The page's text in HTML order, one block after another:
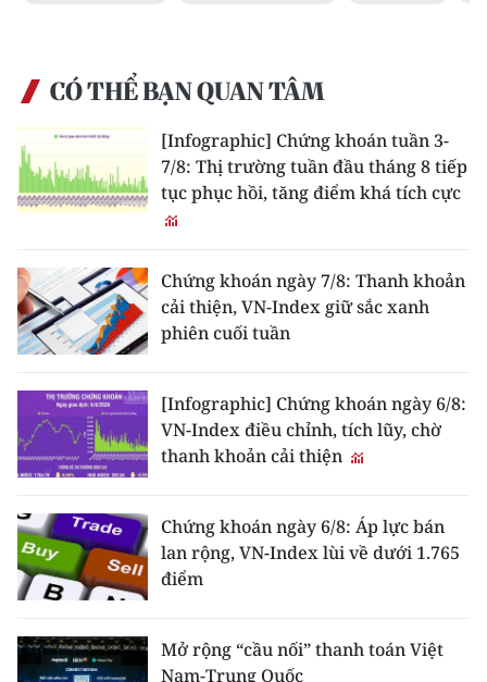
CÓ THỂ BẠN QUAN TÂM
[Infographic] Chứng khoán tuần 3-
7/8: Thị trường tuần đầu tháng 8 tiếp
tục phục hồi, tăng điểm khá tích cực
Chứng khoán ngày 7/8: Thanh khoản
cải thiện, VN-Index giữ sắc xanh
phiên cuối tuần
[Infographic] Chứng khoán ngày 6/8:
VN-Index điều chỉnh, tích lũy, chờ
thanh khoản cải thiện
Chứng khoán ngày 6/8: Áp lực bán
lan rộng, VN-Index lùi về dưới 1.765
điểm
Mở rộng “cầu nối” thanh toán Việt
Nam-Trung Quốc